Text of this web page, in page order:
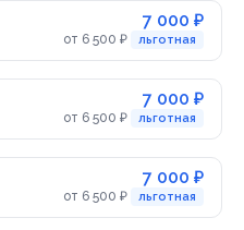
7 000 ₽
от 6 500 ₽ льготная
7 000 ₽
от 6 500 ₽ льготная
7 000 ₽
от 6 500 ₽ льготная